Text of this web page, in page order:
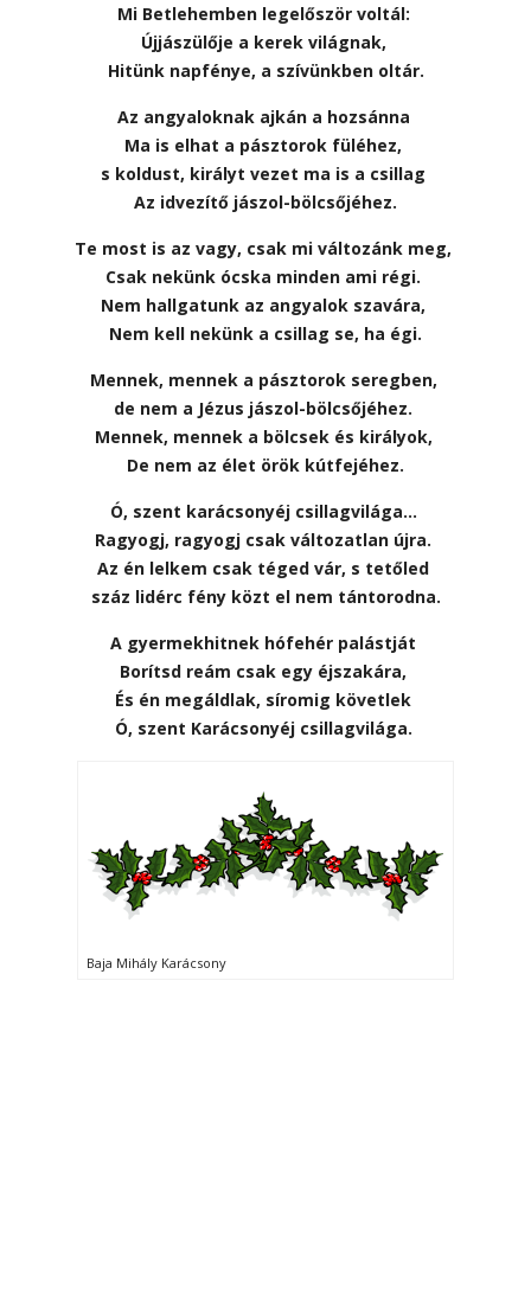
Mi Betlehemben legelőször voltál:
Újjászülője a kerek világnak,
Hitünk napfénye, a szívünkben oltár.
Az angyaloknak ajkán a hozsánna
Ma is elhat a pásztorok füléhez,
s koldust, királyt vezet ma is a csillag
Az idvezítő jászol-bölcsőjéhez.
Te most is az vagy, csak mi változánk meg,
Csak nekünk ócska minden ami régi.
Nem hallgatunk az angyalok szavára,
Nem kell nekünk a csillag se, ha égi.
Mennek, mennek a pásztorok seregben,
de nem a Jézus jászol-bölcsőjéhez.
Mennek, mennek a bölcsek és királyok,
De nem az élet örök kútfejéhez.
Ó, szent karácsonyéj csillagvilága…
Ragyogj, ragyogj csak változatlan újra.
Az én lelkem csak téged vár, s tetőled
száz lidérc fény közt el nem tántorodna.
A gyermekhitnek hófehér palástját
Borítsd reám csak egy éjszakára,
És én megáldlak, síromig követlek
Ó, szent Karácsonyéj csillagvilága.
Baja Mihály Karácsony